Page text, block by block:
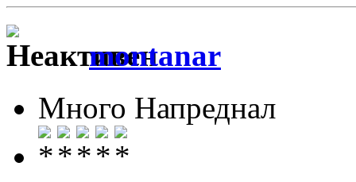
montanar
Много Напреднал